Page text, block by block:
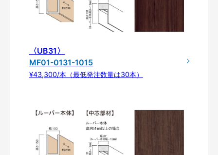
〈UB31〉
MF01-0131-1015
¥43,300/本（最低発注数量は30本）